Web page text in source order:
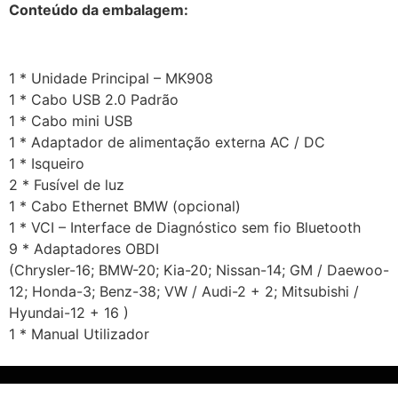
Conteúdo da embalagem:
1 * Unidade Principal – MK908
1 * Cabo USB 2.0 Padrão
1 * Cabo mini USB
1 * Adaptador de alimentação externa AC / DC
1 * Isqueiro
2 * Fusível de luz
1 * Cabo Ethernet BMW (opcional)
1 * VCI – Interface de Diagnóstico sem fio Bluetooth
9 * Adaptadores OBDI
(Chrysler-16; BMW-20; Kia-20; Nissan-14; GM / Daewoo-
12; Honda-3; Benz-38; VW / Audi-2 + 2; Mitsubishi /
Hyundai-12 + 16 )
1 * Manual Utilizador